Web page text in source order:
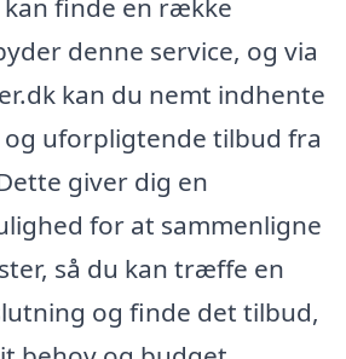
finde en række
denne service, og via
kan du nemt indhente
uforpligtende tilbud fra
giver dig en
for at sammenligne
så du kan træffe en
og finde det tilbud,